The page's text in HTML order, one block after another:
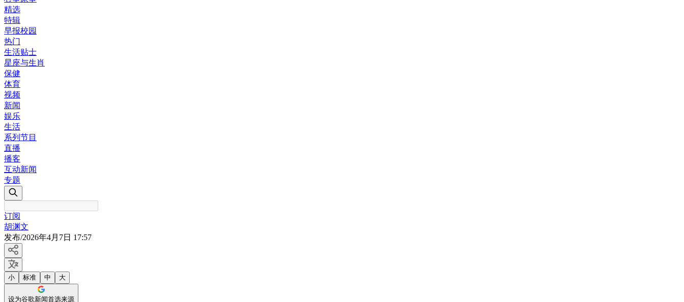
精选
特辑
早报校园
热门
生活贴士
星座与生肖
保健
体育
视频
新闻
娱乐
生活
系列节目
直播
播客
互动新闻
专题
订阅
胡渊文
发布/2026年4月7日 17:57
小 标准 中 大
设为谷歌新闻首选来源